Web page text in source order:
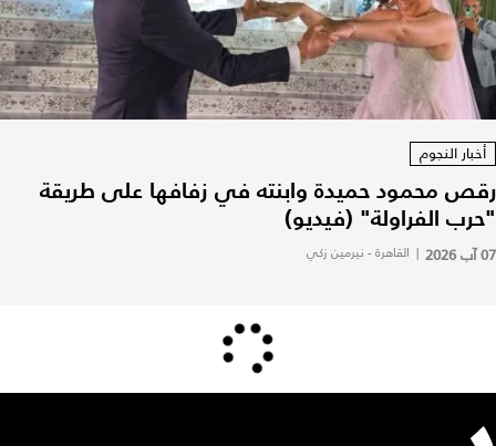
أخبار النجوم
رقص محمود حميدة وابنته في زفافها على طريقة
"حرب الفراولة" (فيديو)
07 آب 2026 | القاهرة - نيرمين زكي